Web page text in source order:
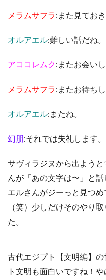
メラムサフラ:また見ておき
オルアエル:難しい話だね。
アココレムク:またお会い
メラムサフラ:またお待ち
オルアエル:またね。
幻朋:それでは失礼します。
サヴィラジヌから出よう
んが「あの文字は〜」と
エルさんがジーっと見つ
（笑）少しだけそのやり
た。
古代エジプト【文明編】
ト文明も面白いですね！